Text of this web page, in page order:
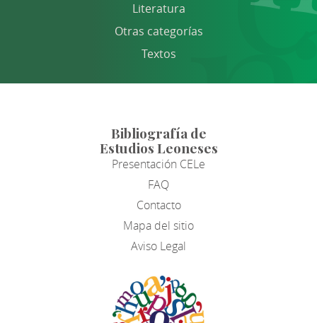
Literatura
Otras categorías
Textos
Bibliografía de
Estudios Leoneses
Presentación CELe
FAQ
Contacto
Mapa del sitio
Aviso Legal